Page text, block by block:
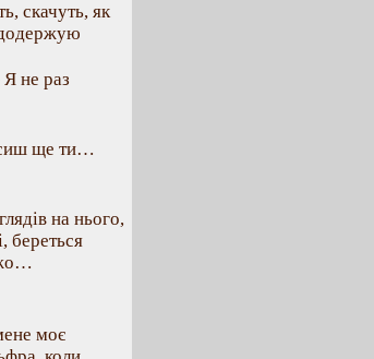
скачуть, як
додержую
не раз
ще ти…
на нього,
береться
моє